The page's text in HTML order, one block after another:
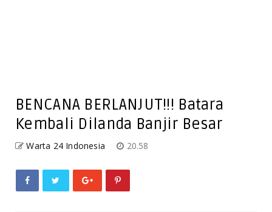
BENCANA BERLANJUT!!! Batara
Kembali Dilanda Banjir Besar
Warta 24 Indonesia 20.58